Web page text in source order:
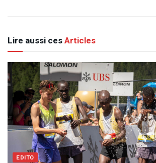
Lire aussi cesArticles
EDITO